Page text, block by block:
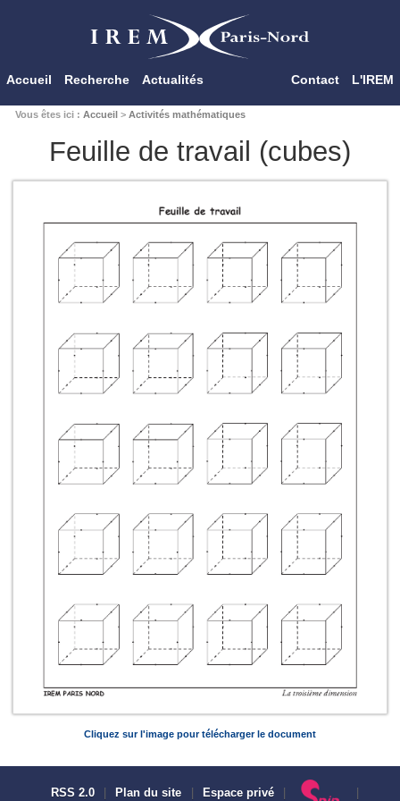
Accueil Recherche Actualités Contact L'IREM
Vous êtes ici : Accueil> Activités mathématiques
Feuille de travail (cubes)
Cliquez sur l'image pour télécharger le document
RSS 2.0 Plan du site Espace privé